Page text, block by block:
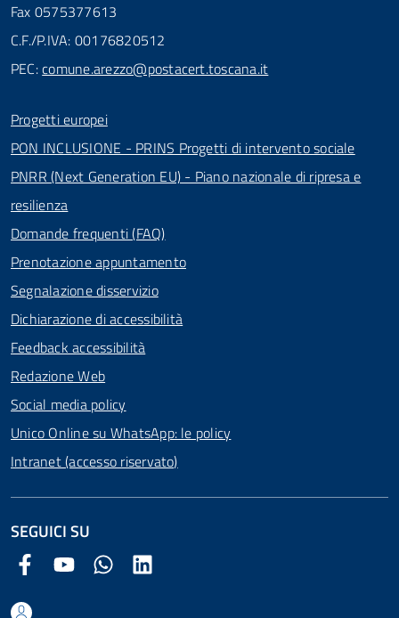
Fax 0575377613
C.F./P.IVA: 00176820512
PEC:comune.arezzo@postacert.toscana.it
Progetti europei
PON INCLUSIONE - PRINS Progetti di intervento sociale
PNRR (Next Generation EU) - Piano nazionale di ripresa e
resilienza
Domande frequenti (FAQ)
Prenotazione appuntamento
Segnalazione disservizio
Dichiarazione di accessibilità
Feedback accessibilità
Redazione Web
Social media policy
Unico Online su WhatsApp: le policy
Intranet (accesso riservato)
SEGUICI SU
Facebook Comune di Arezzo
Youtube Comune di Arezzo
Twitter Comune di Arezzo